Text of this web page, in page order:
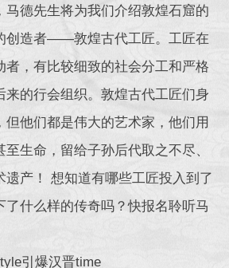
马德先生将为我们介绍敦煌石窟的
创造者——敦煌古代工匠。工匠在
者，有比较细致的社会分工和严格
来的行会组织。敦煌古代工匠们身
但他们都是伟大的艺术家，他们用
生命，留给子孙后代取之不尽、
遗产！ 想知道有哪些工匠投入到了
了什么样的传奇吗？快报名聆听马
引爆汉晋time